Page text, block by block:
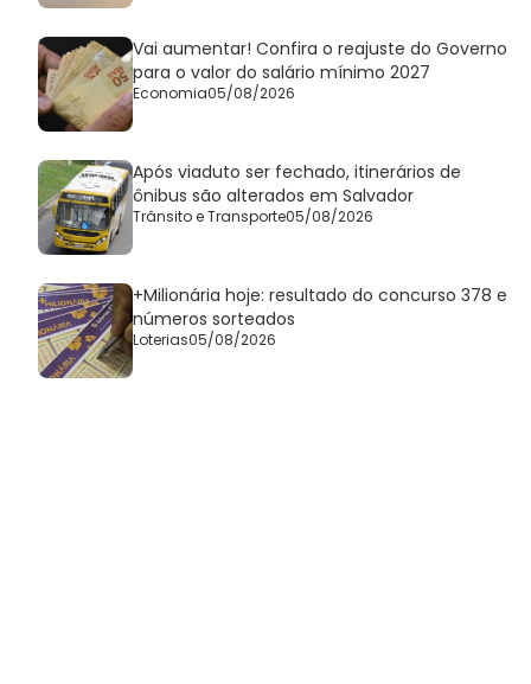
Vai aumentar! Confira o reajuste do Governo
para o valor do salário mínimo 2027
Economia05/08/2026
Após viaduto ser fechado, itinerários de
ônibus são alterados em Salvador
Trânsito e Transporte05/08/2026
+Milionária hoje: resultado do concurso 378 e
números sorteados
Loterias05/08/2026